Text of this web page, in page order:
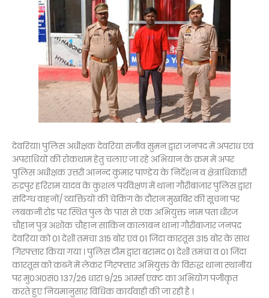
देवरिया। पुलिस अधीक्षक देवरिया संजीव सुमन द्वारा जनपद में अपराध एवं
अपराधियों की रोकथाम हेतु चलाए जा रहे अभियान के क्रम में अपर
पुलिस अधीक्षक उत्तरी आनन्द कुमार पाण्डेय के निर्देशन व क्षेत्राधिकारी
रुद्रपुर हरिराम यादव के कुशल पर्यवेक्षण में थाना गौरीबाजार पुलिस द्वारा
संदिग्ध वाहनों/ व्यक्तियों की चेकिंग के दौरान मुखबिर की सूचना पर
लबकनी रोड पर स्थित पुल के पास से एक अभियुक्त नाम पता धीरज
चौहान पुत्र अशोक चौहान साकिन कालाबन थाना गौरीबाजार जनपद
देवरिया को 01 देशी तमंचा 315 बोर एवं 01 जिंदा कारतूस 315 बोर के साथ
गिरफ्तार किया गया । पुलिस टीम द्वारा बरामद 01 देशी तमंचा व 01 जिंदा
कारतूस को कब्जे में लेकर गिरफ्तार अभियुक्त के विरुद्ध थाना स्थानीय
पर मु0अ0सं0 137/26 धारा 9/25 आर्म्स एक्ट का अभियोग पंजीकृत
करते हुए नियमानुसार विधिक कार्यवाही की जा रही है ।